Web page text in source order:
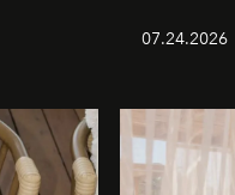
07.24.2026